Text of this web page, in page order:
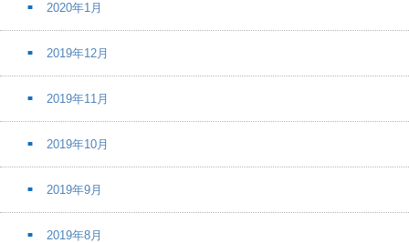
2020年1月
2019年12月
2019年11月
2019年10月
2019年9月
2019年8月